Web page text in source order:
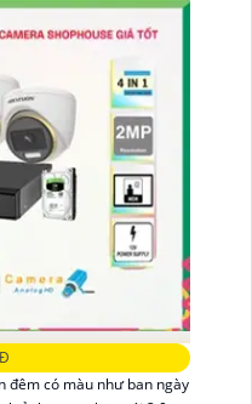
đêm có màu như ban ngày